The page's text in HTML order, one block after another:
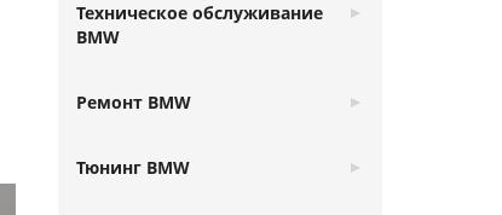
Техническое обслуживание
BMW
Ремонт BMW
Тюнинг BMW